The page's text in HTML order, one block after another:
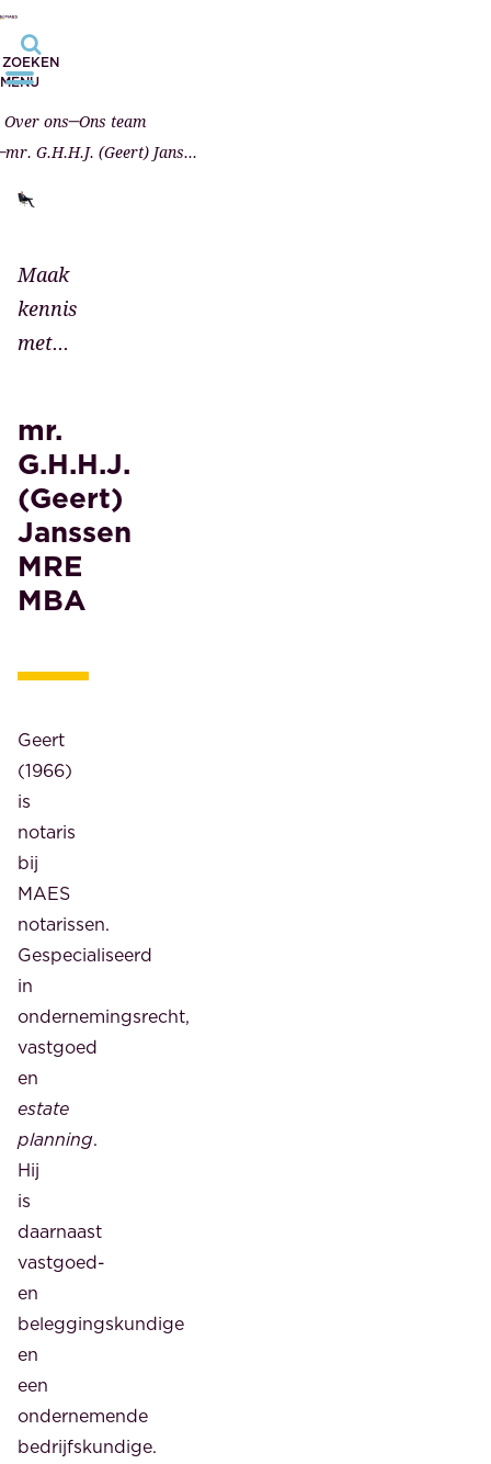
ZOEKEN
MENU
Over ons Ons team
mr. G.H.H.J. (Geert) Janssen MRE MBA
Maak
kennis
met...
mr.
G.H.H.J.
(Geert)
Janssen
MRE
MBA
Geert
(1966)
is
notaris
bij
MAES
notarissen.
Gespecialiseerd
in
ondernemingsrecht,
vastgoed
en
estate
planning.
Hij
is
daarnaast
vastgoed-
en
beleggingskundige
en
een
ondernemende
bedrijfskundige.